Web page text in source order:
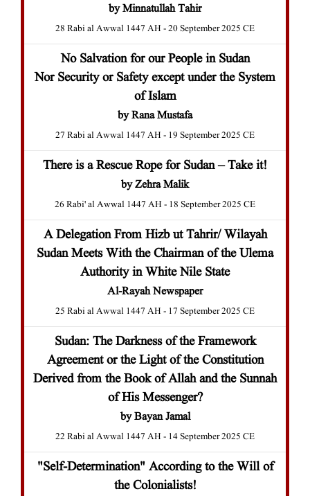
by Minnatullah Tahir
28 Rabi al Awwal 1447 AH - 20 September 2025 CE
No Salvation for our People in Sudan
Nor Security or Safety except under the System
of Islam
by Rana Mustafa
27 Rabi al Awwal 1447 AH - 19 September 2025 CE
There is a Rescue Rope for Sudan – Take it!
by Zehra Malik
26 Rabi' al Awwal 1447 AH - 18 September 2025 CE
A Delegation From Hizb ut Tahrir/ Wilayah
Sudan Meets With the Chairman of the Ulema
Authority in White Nile State
Al-Rayah Newspaper
25 Rabi al Awwal 1447 AH - 17 September 2025 CE
Sudan: The Darkness of the Framework
Agreement or the Light of the Constitution
Derived from the Book of Allah and the Sunnah
of His Messenger?
by Bayan Jamal
22 Rabi al Awwal 1447 AH - 14 September 2025 CE
"Self-Determination" According to the Will of
the Colonialists!